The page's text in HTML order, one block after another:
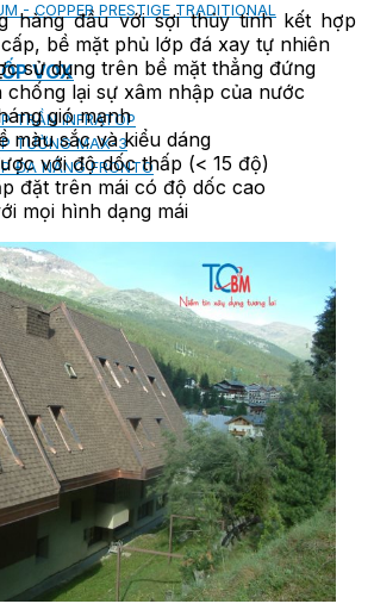
- COPPER PRESTIGE TRADITIONAL
VOX
TRẦN INFRATOP
TƯỜNG MAX-3
ĐA NĂNG FRONTO
TUYẾT TÙNG ĐỎ
TẠO NAM SOON
THÁI NOVANO
(VÁN DĂM ĐỊNH HƯỚNG)
hàng đầu với sợi thủy tinh kết hợp
bề mặt phủ lớp đá xay tự nhiên
sử dụng trên bề mặt thẳng đứng
chống lại sự xâm nhập của nước
gió mạnh
màu sắc và kiểu dáng
với độ dốc thấp (< 15 độ)
đặt trên mái có độ dốc cao
mọi hình dạng mái